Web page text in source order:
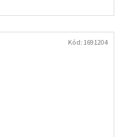
Kód: 1691204